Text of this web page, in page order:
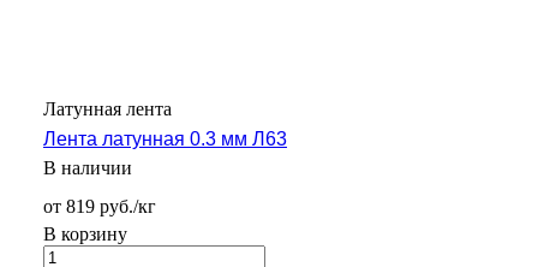
Латунная лента
Лента латунная 0.3 мм Л63
В наличии
от 819 руб./кг
В корзину